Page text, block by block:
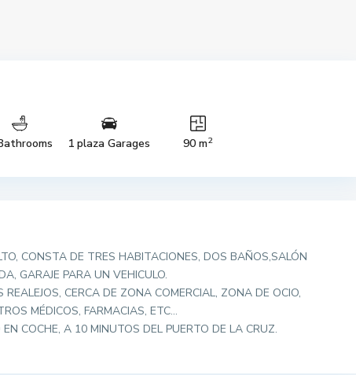
1 plaza Garages 90 m2
CONSTA DE TRES HABITACIONES, DOS BAÑOS,SALÓN
GARAJE PARA UN VEHICULO.
CERCA DE ZONA COMERCIAL, ZONA DE OCIO,
MÉDICOS, FARMACIAS, ETC…
COCHE, A 10 MINUTOS DEL PUERTO DE LA CRUZ.